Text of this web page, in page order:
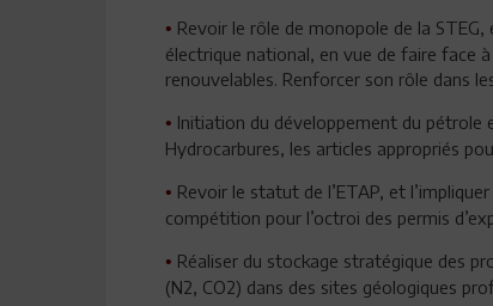
• Revoir le rôle de monopole de la
électrique national, en vue de faire face
renouvelables. Renforcer son rôle dans
• Initiation du développement du pétrole
Hydrocarbures, les articles appropriés
• Revoir le statut de l’ETAP, et
compétition pour l’octroi des permis
• Réaliser du stockage stratégique des
(N2, CO2) dans des sites géologiques